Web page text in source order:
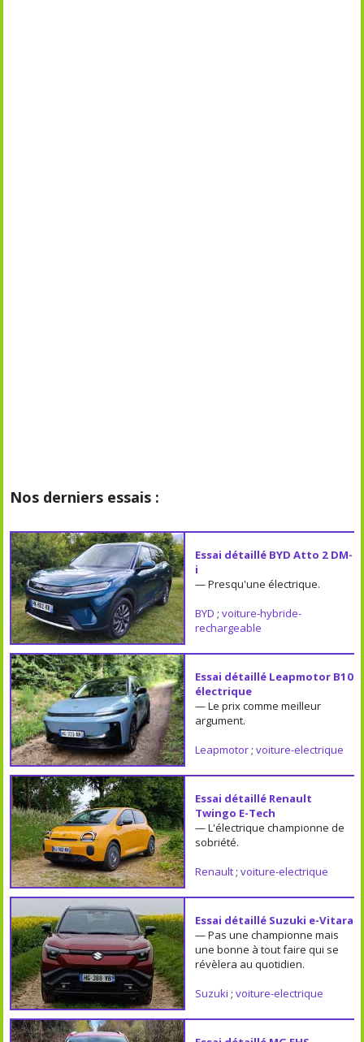
Nos derniers essais :
Essai détaillé BYD Atto 2 DM-
i
— Presqu'une électrique.
BYD ; voiture-hybride-
rechargeable
Essai détaillé Leapmotor B10
électrique
— Le prix comme meilleur
argument.
Leapmotor; voiture-electrique
Essai détaillé Renault
Twingo E-Tech
— L'électrique championne de
sobriété.
Renault; voiture-electrique
Essai détaillé Suzuki e-Vitara
— Pas une championne mais
une bonne à tout faire qui se
révèlera au quotidien.
Suzuki ; voiture-electrique